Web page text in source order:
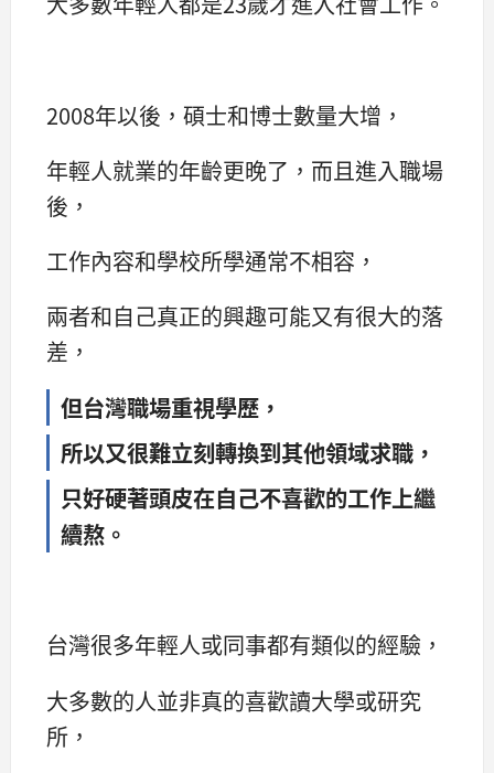
2008年以後，碩士和博士數量大增，
年輕人就業的年齡更晚了，而且進入職場
後，
工作內容和學校所學通常不相容，
兩者和自己真正的興趣可能又有很大的落
差，
但台灣職場重視學歷，
所以又很難立刻轉換到其他領域求職，
只好硬著頭皮在自己不喜歡的工作上繼
續熬。
台灣很多年輕人或同事都有類似的經驗，
大多數的人並非真的喜歡讀大學或研究
所，